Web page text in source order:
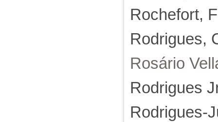
Rochefort,
Rodrigues,
Rosário
Rodrigues
Rodrigues-